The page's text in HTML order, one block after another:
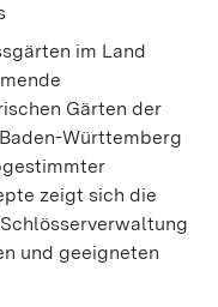
im Land
Gärten der
Württemberg
zeigt sich die
und geeigneten